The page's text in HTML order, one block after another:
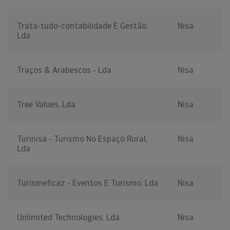
Trata-tudo-contabilidade E Gestão,
Lda
Nisa
Traços & Arabescos - Lda Nisa
Tree Values, Lda Nisa
Turinisa - Turismo No Espaço Rural,
Lda
Nisa
Turismeficaz - Eventos E Turismo, Lda Nisa
Unlimited Technologies, Lda Nisa